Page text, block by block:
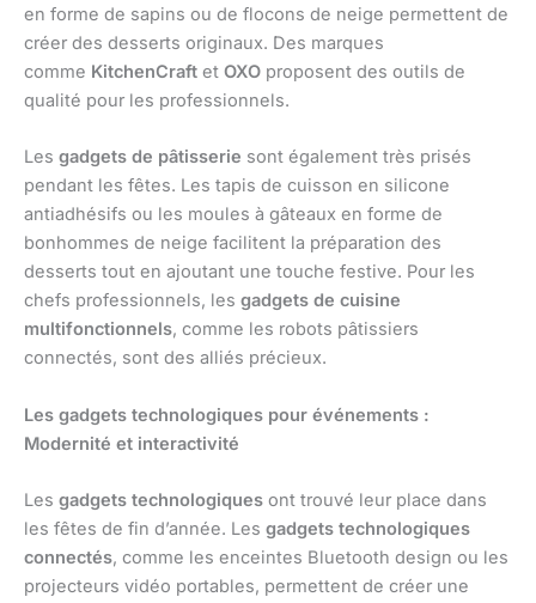
en forme de sapins ou de flocons de neige permettent de
créer des desserts originaux. Des marques
comme KitchenCraft et OXO proposent des outils de
qualité pour les professionnels.
Les gadgets de pâtisserie sont également très prisés
pendant les fêtes. Les tapis de cuisson en silicone
antiadhésifs ou les moules à gâteaux en forme de
bonhommes de neige facilitent la préparation des
desserts tout en ajoutant une touche festive. Pour les
chefs professionnels, les gadgets de cuisine
multifonctionnels, comme les robots pâtissiers
connectés, sont des alliés précieux.
Les gadgets technologiques pour événements :
Modernité et interactivité
Les gadgets technologiques ont trouvé leur place dans
les fêtes de fin d’année. Les gadgets technologiques
connectés, comme les enceintes Bluetooth design ou les
projecteurs vidéo portables, permettent de créer une